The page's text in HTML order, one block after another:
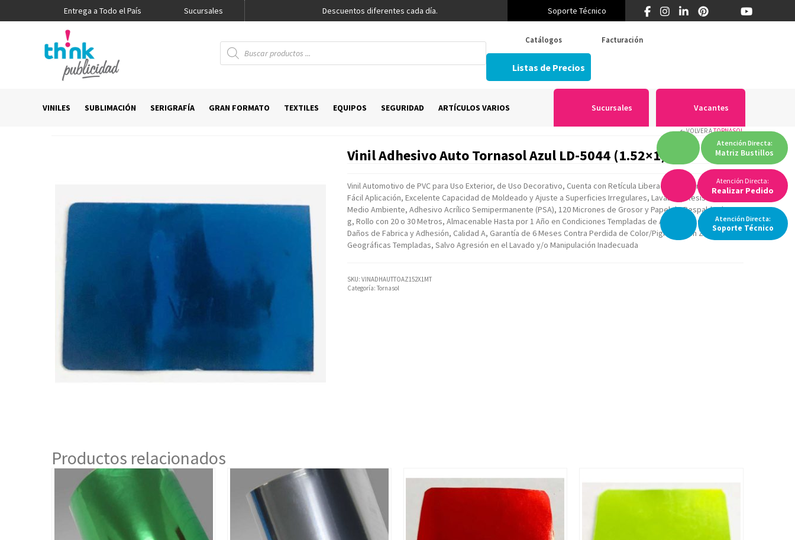
Entrega a Todo el País Sucursales
Promo Think Descuentos diferentes cada día. ¿Primera vez en Think? 55 5519 5346
Soporte Técnico
Atención Directa:
Realizar Pedido
Búsqueda
de
productos
Catálogos Facturación
Listas de Precios
AtenciónDirecta:
Soporte Técnico
VINILES SUBLIMACIÓN SERIGRAFÍA GRAN FORMATO TEXTILES EQUIPOS SEGURIDAD ARTÍCULOS VARIOS Sucursales Vacantes
Atención Directa:
Matriz Bustillos
VOLVER ATORNASOL
Vinil Adhesivo Auto Tornasol Azul LD-5044 (1.52×1) Mt
Vinil Automotivo de PVC para Uso Exterior, de Uso Decorativo, Cuenta con Retícula Liberadora de Aire para una
Fácil Aplicación, Excelente Capacidad de Moldeado y Ajuste a Superficies Irregulares, Lavable y Resistente al
Medio Ambiente, Adhesivo Acrílico Semipermanente (PSA), 120 Micrones de Grosor y Papel de Respaldo de 120
g, Rollo con 20 o 30 Metros, Almacenable Hasta por 1 Año en Condiciones Templadas de Ambiente, Garantía por
Daños de Fabrica y Adhesión, Calidad A, Garantía de 6 Meses Contra Perdida de Color/Pigmento en Zonas
Geográficas Templadas, Salvo Agresión en el Lavado y/o Manipulación Inadecuada
SKU: VINADHAUTTOAZ152X1MT
Categoría: Tornasol
Productos relacionados